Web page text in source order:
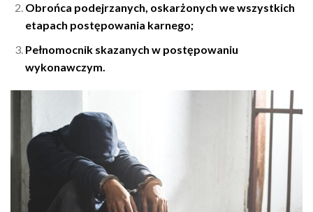
Obrońca podejrzanych, oskarżonych we wszystkich
etapach postępowania karnego;
Pełnomocnik skazanych w postępowaniu
wykonawczym.